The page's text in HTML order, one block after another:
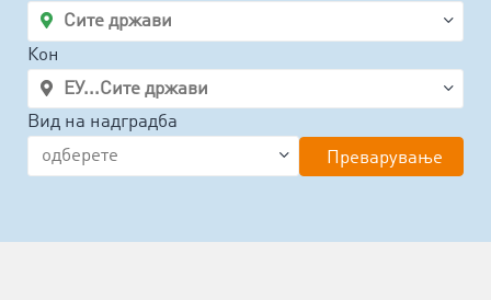
Кон
Вид на надградба
Преварување